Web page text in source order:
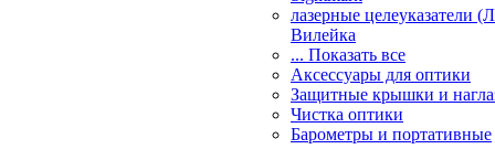
лазерные целеуказатели
Вилейка
... Показать все
Аксессуары для оптики
Защитные крышки и
Чистка оптики
Барометры и портативные